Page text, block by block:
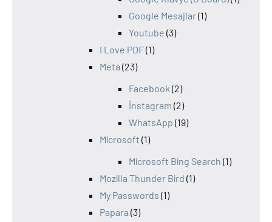
Google Mesajlar(1)
Youtube (3)
I Love PDF(1)
Meta (23)
Facebook (2)
İnstagram (2)
WhatsApp (19)
Microsoft (1)
Microsoft Bing Search (1)
Mozilla Thunder Bird (1)
My Passwords (1)
Papara (3)